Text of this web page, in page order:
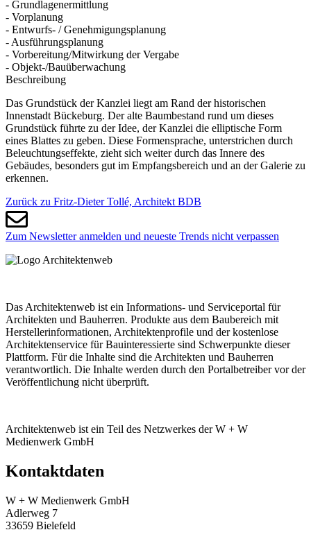
- Grundlagenermittlung
- Vorplanung
- Entwurfs- / Genehmigungsplanung
- Ausführungsplanung
- Vorbereitung/Mitwirkung der Vergabe
- Objekt-/Bauüberwachung
Beschreibung
Das Grundstück der Kanzlei liegt am Rand der historischen
Innenstadt Bückeburg. Der alte Baumbestand rund um dieses
Grundstück führte zu der Idee, der Kanzlei die elliptische Form
eines Blattes zu geben. Diese Formensprache, unterstrichen durch
Beleuchtungseffekte, zieht sich weiter durch das Innere des
Gebäudes, besonders gut im Empfangsbereich und an der Galerie zu
erkennen.
Zurück zu Fritz-Dieter Tollé, Architekt BDB
Zum Newsletter anmelden und neueste Trends nicht verpassen
Das Architektenweb ist ein Informations- und Serviceportal für
Architekten und Bauherren. Produkte aus dem Baubereich mit
Herstellerinformationen, Architektenprofile und der kostenlose
Architektenservice für Bauinteressierte sind Schwerpunkte dieser
Plattform. Für die Inhalte sind die Architekten und Bauherren
verantwortlich. Die Inhalte werden durch den Portalbetreiber vor der
Veröffentlichung nicht überprüft.
Architektenweb ist ein Teil des Netzwerkes der W + W
Medienwerk GmbH
Kontaktdaten
W + W Medienwerk GmbH
Adlerweg 7
33659 Bielefeld